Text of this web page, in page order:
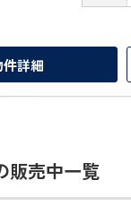
件詳細
販売中一覧